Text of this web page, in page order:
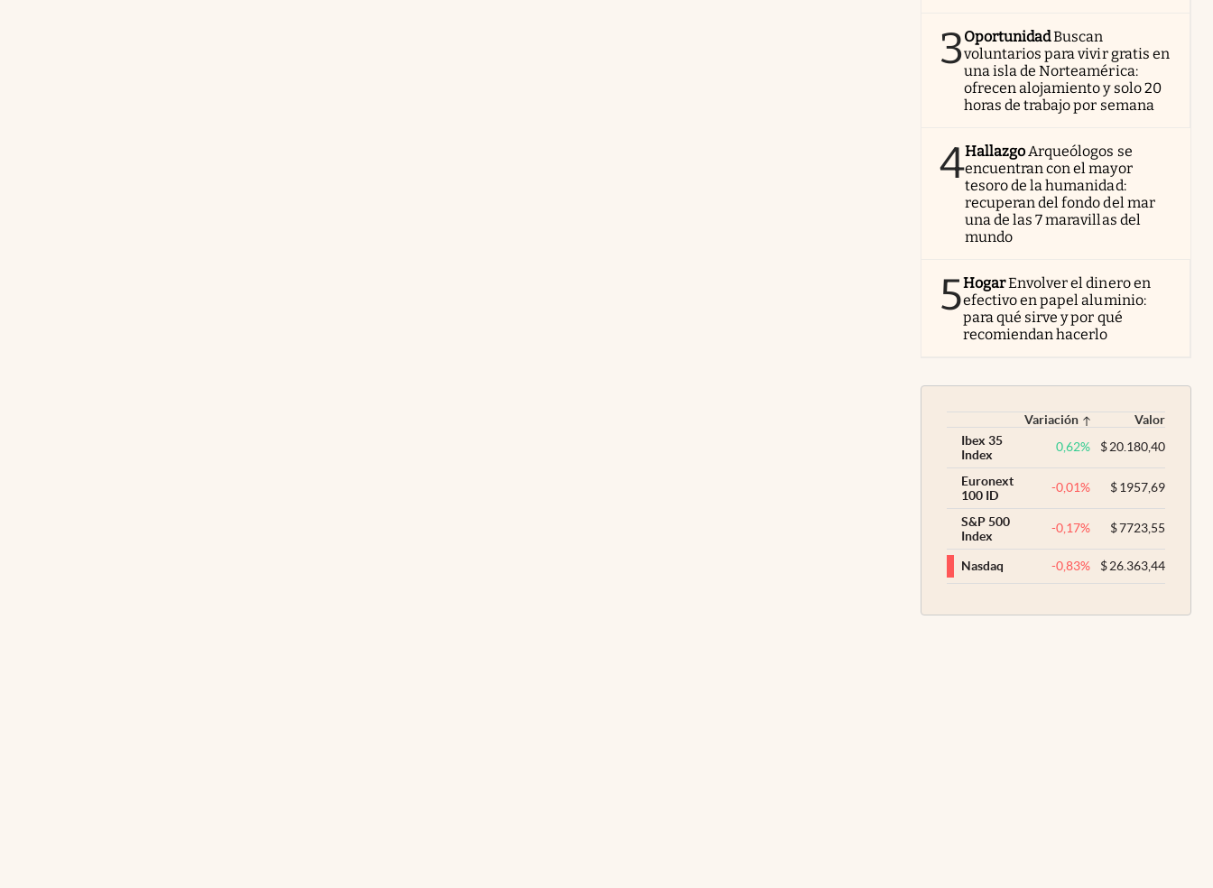
3OportunidadBuscan
voluntarios para vivir gratis en
una isla de Norteamérica:
ofrecen alojamiento y solo 20
horas de trabajo por semana
4HallazgoArqueólogos se
encuentran con el mayor
tesoro de la humanidad:
recuperan del fondo del mar
una de las 7 maravillas del
mundo
5HogarEnvolver el dinero en
efectivo en papel aluminio:
para qué sirve y por qué
recomiendan hacerlo
Variación
Valor
Ibex 35
Index
0,62% $20.180,40
Euronext
100 ID
-0,01% $1957,69
S&P 500
Index
-0,17% $7723,55
Nasdaq -0,83% $26.363,44